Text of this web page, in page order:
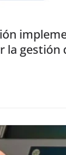
la gestión